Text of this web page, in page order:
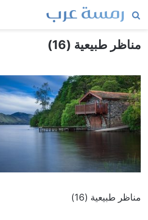
بحث
مناظر طبيعية (16)
مناظر طبيعية (16)